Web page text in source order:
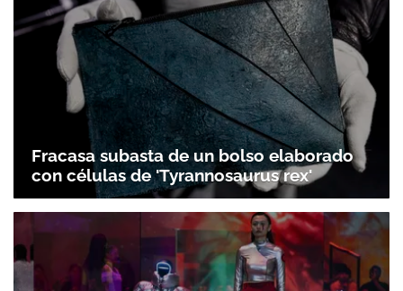
Fracasa subasta de un bolso elaborado
con células de 'Tyrannosaurus rex'